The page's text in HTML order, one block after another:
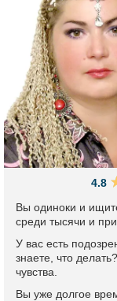
4.8
Вы одиноки и
среди тысячи и
У вас есть
знаете, что
чувства.
Вы уже долгое